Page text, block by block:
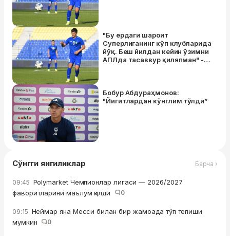
"Бу ердаги шароит
Суперлиганинг кўп клубларида
йўқ. Беш йилдан кейин ўзимни
АПЛда тасаввур қиляпман" -
Бобур Абдураҳмонов:
"Йигитлардан кўнглим тўлди”
Сўнгги янгиликлар Барча ›
09:45 Polymarket Чемпионлар лигаси — 2026/2027
фаворитларини маълум қилди
0
09:15 Неймар яна Месси билан бир жамоада тўп тепиши
мумкин
0